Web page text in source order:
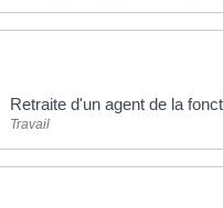
Retraite d'un agent de la
Travail